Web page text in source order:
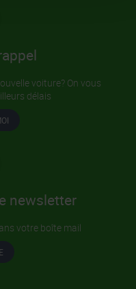
voiture? On vous
délais
newsletter
votre boîte mail